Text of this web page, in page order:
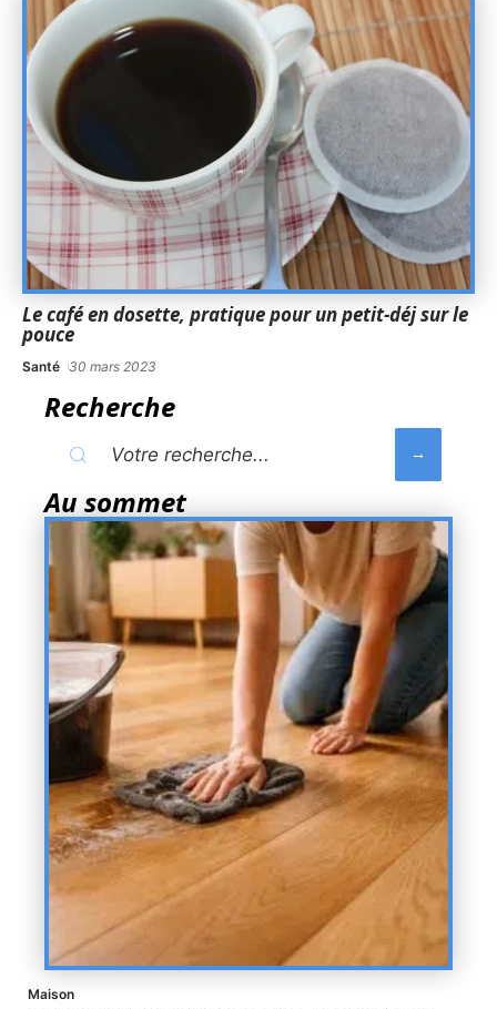
Le café en dosette, pratique pour un petit-déj sur le
pouce
Santé 30 mars 2023
Recherche
Au sommet
Maison